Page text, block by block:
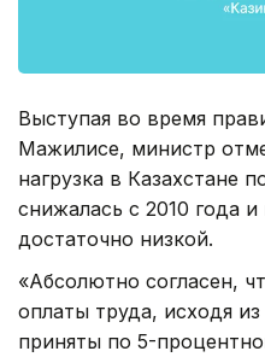
Выступая во время
Мажилисе, министр
нагрузка в Казахстане
снижалась с 2010 года
достаточно низкой.
«Абсолютно согласен,
оплаты труда, исходя
приняты по 5-